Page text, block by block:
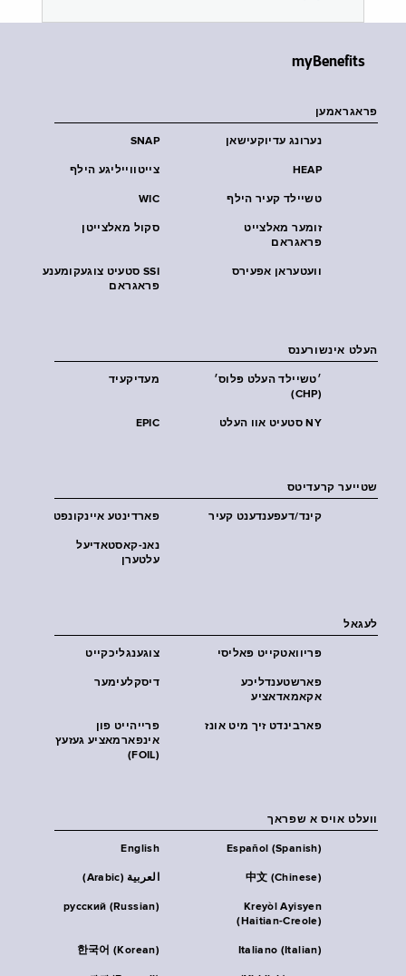
myBenefits
פראגראמען
SNAP נערונג עדיוקעישאן
צייטווייליגע הילף HEAP
WIC טשיילד קעיר הילף
סקול מאלצייטן
זומער מאלצייט
פראגראם
SSI סטעיט צוגעקומענע
פראגראם
וועטעראן אפעירס
העלט אינשורענס
מעדיקעיד
׳טשיילד העלט פּלוס׳
(CHP)
EPIC NY סטעיט אוו העלט
שטייער קרעדיטס
פארדינטע איינקונפט קינד/דעפענדענט קעיר
נאנ-קאסטאדיעל
עלטערן
לעגאל
צוגענגליכקייט פּריוואטקייט פּאליסי
דיסקלעימער
פארשטענדליכע
אקאמאדאציע
פרייהייט פון
אינפארמאציע געזעץ
(FOIL)
פארבינדט זיך מיט אונז
וועלט אויס א שפראך
English Español (Spanish)
العربية (Arabic) 中文 (Chinese)
русский (Russian)
Kreyòl Ayisyen
(Haitian-Creole)
한국어 (Korean) Italiano (Italian)